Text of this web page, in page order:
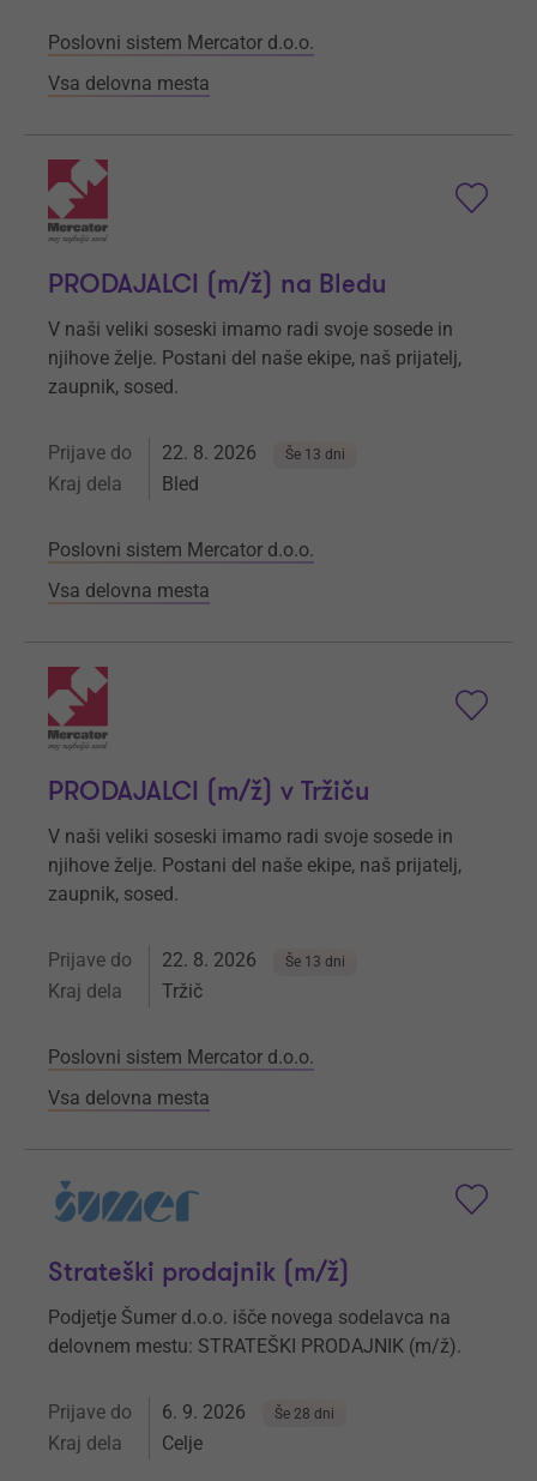
Poslovni sistem Mercator d.o.o.
Vsa delovna mesta
PRODAJALCI (m/ž) na Bledu
V naši veliki soseski imamo radi svoje sosede in
njihove želje. Postani del naše ekipe, naš prijatelj,
zaupnik, sosed.
Prijave do 22. 8. 2026 Še 13 dni
Kraj dela Bled
Poslovni sistem Mercator d.o.o.
Vsa delovna mesta
PRODAJALCI (m/ž) v Tržiču
V naši veliki soseski imamo radi svoje sosede in
njihove želje. Postani del naše ekipe, naš prijatelj,
zaupnik, sosed.
Prijave do 22. 8. 2026 Še 13 dni
Kraj dela Tržič
Poslovni sistem Mercator d.o.o.
Vsa delovna mesta
Strateški prodajnik (m/ž)
Podjetje Šumer d.o.o. išče novega sodelavca na
delovnem mestu: STRATEŠKI PRODAJNIK (m/ž).
Prijave do 6. 9. 2026 Še 28 dni
Kraj dela Celje